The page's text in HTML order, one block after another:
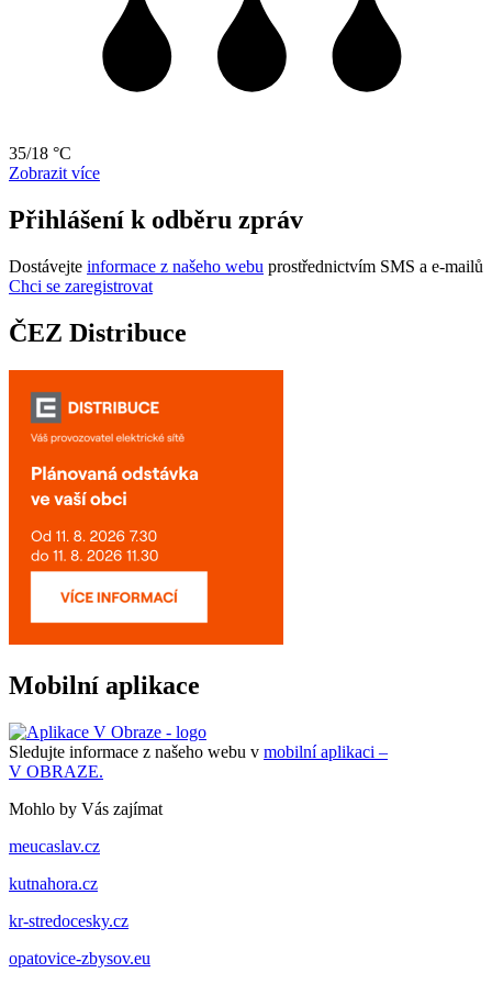
35/18 °C
Zobrazit více
Přihlášení k odběru zpráv
Dostávejte informace z našeho webu prostřednictvím SMS a e-mailů
Chci se zaregistrovat
ČEZ Distribuce
Mobilní aplikace
Sledujte informace z našeho webu v mobilní aplikaci –
V OBRAZE.
Mohlo by Vás zajímat
meucaslav.cz
kutnahora.cz
kr-stredocesky.cz
opatovice-zbysov.eu